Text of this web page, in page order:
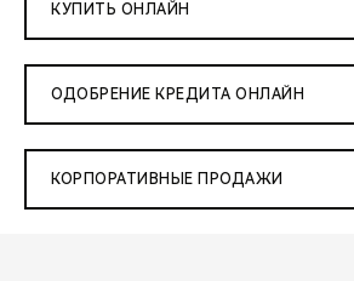
КУПИТЬ ОНЛАЙН
ОДОБРЕНИЕ КРЕДИТА ОНЛАЙН
КОРПОРАТИВНЫЕ ПРОДАЖИ